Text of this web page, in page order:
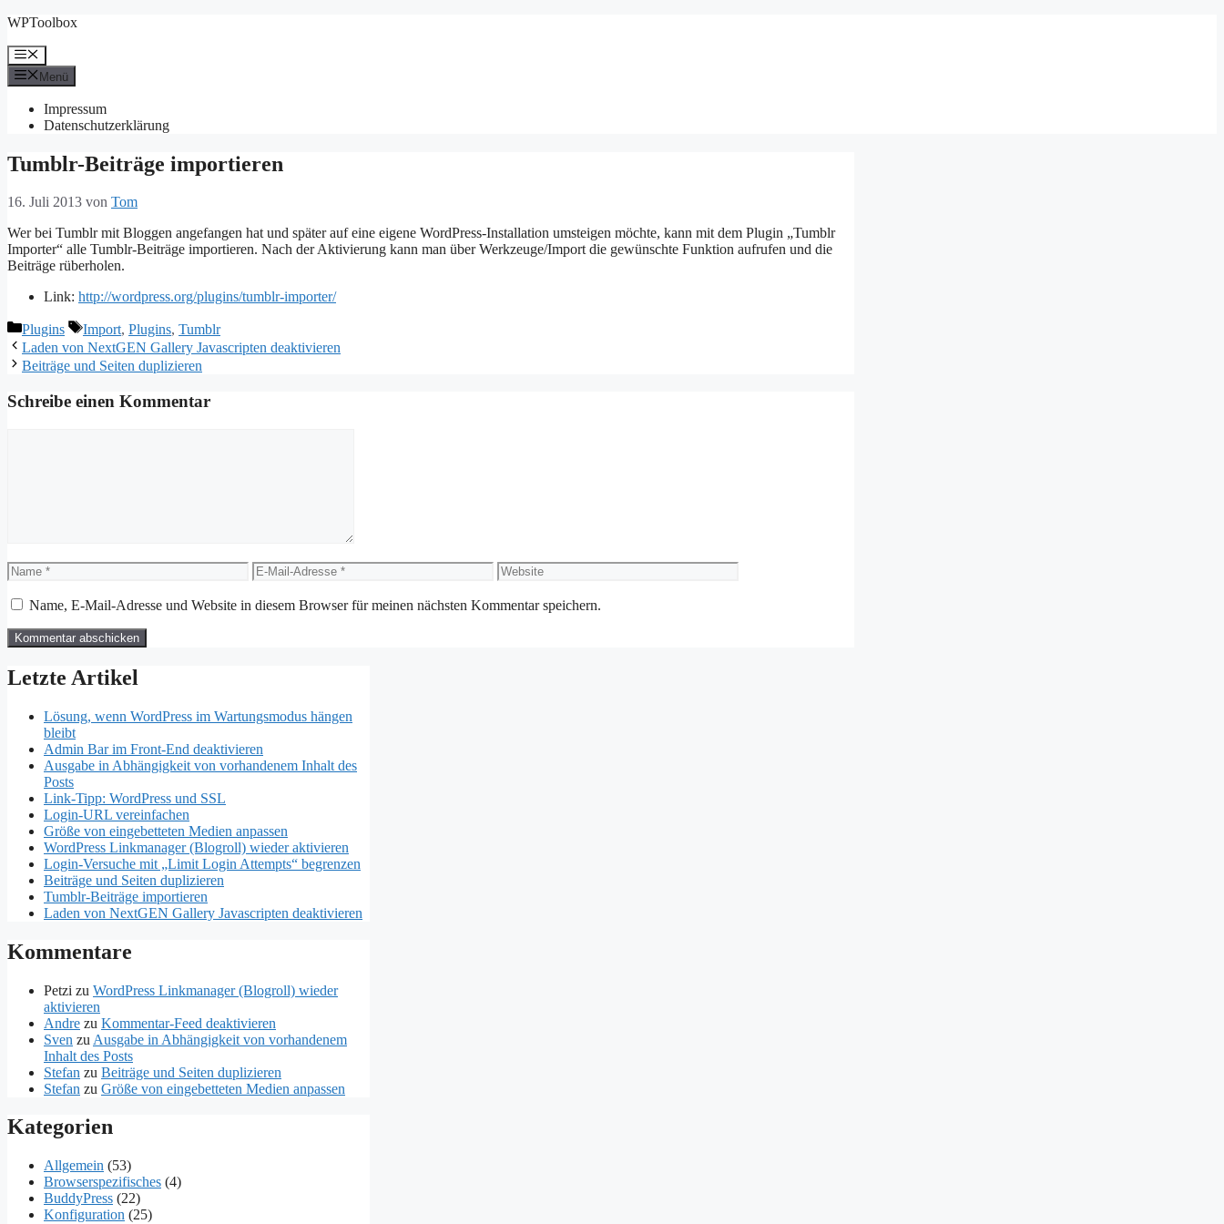
Zum
springen
WPToolbox
Menü
Menü
Impressum
Datenschutzerklärung
Tumblr-Beiträge importieren
16. Juli 2013 von Tom
Wer bei Tumblr mit Bloggen angefangen hat und später auf eine eigene WordPress-Installation umsteigen möchte, kann mit dem Plugin „Tumblr
Importer“ alle Tumblr-Beiträge importieren. Nach der Aktivierung kann man über Werkzeuge/Import die gewünschte Funktion aufrufen und die
Beiträge rüberholen.
Link: http://wordpress.org/plugins/tumblr-importer/
Kategorien
Plugins Schlagwörter
Import, Plugins, Tumblr
Laden von NextGEN Gallery Javascripten deaktivieren
Beiträge und Seiten duplizieren
Schreibe einen Kommentar
Name
E-
Mail-
Adresse
Website
Name, E-Mail-Adresse und Website in diesem Browser für meinen nächsten Kommentar speichern.
Letzte Artikel
Lösung, wenn WordPress im Wartungsmodus hängen
bleibt
Admin Bar im Front-End deaktivieren
Ausgabe in Abhängigkeit von vorhandenem Inhalt des
Posts
Link-Tipp: WordPress und SSL
Login-URL vereinfachen
Größe von eingebetteten Medien anpassen
WordPress Linkmanager (Blogroll) wieder aktivieren
Login-Versuche mit „Limit Login Attempts“ begrenzen
Beiträge und Seiten duplizieren
Tumblr-Beiträge importieren
Laden von NextGEN Gallery Javascripten deaktivieren
Kommentare
Petzi zu WordPress Linkmanager (Blogroll) wieder
aktivieren
Andre zu Kommentar-Feed deaktivieren
Sven zu Ausgabe in Abhängigkeit von vorhandenem
Inhalt des Posts
Stefan zu Beiträge und Seiten duplizieren
Stefan zu Größe von eingebetteten Medien anpassen
Kategorien
Allgemein (53)
Browserspezifisches (4)
BuddyPress (22)
Konfiguration (25)